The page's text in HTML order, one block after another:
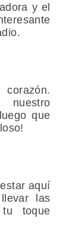
y el
nuestro
que
aquí
las
toque